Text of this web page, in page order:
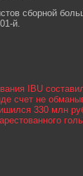
сборной
й.
IBU
счет не
330 млн